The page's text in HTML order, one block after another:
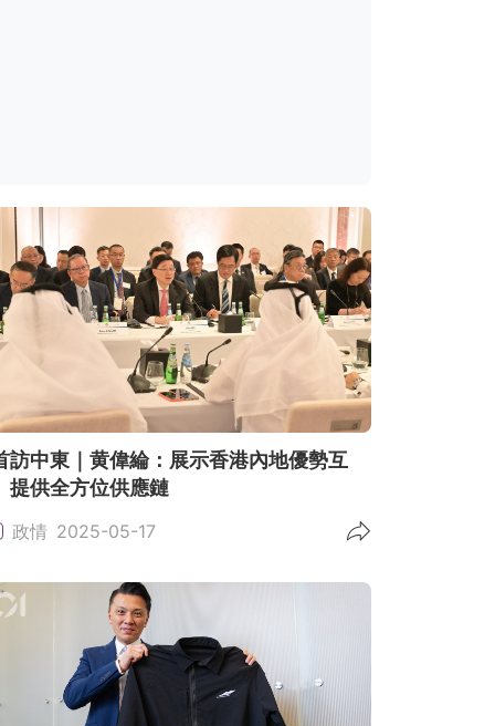
訪中東｜黄偉綸：展示香港內地優勢互
供全方位供應鏈
政情 2025-05-17